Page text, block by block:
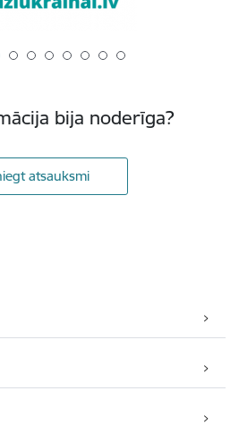
bija noderīga?
atsauksmi